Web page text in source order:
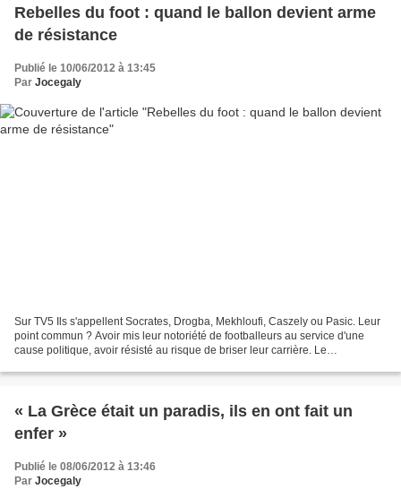
Rebelles du foot : quand le ballon devient arme
de résistance
Publié le 10/06/2012 à 13:45
Par Jocegaly
Sur TV5 Ils s'appellent Socrates, Drogba, Mekhloufi, Caszely ou Pasic. Leur
point commun ? Avoir mis leur notoriété de footballeurs au service d'une
cause politique, avoir résisté au risque de briser leur carrière. Le
« La Grèce était un paradis, ils en ont fait un
enfer »
Publié le 08/06/2012 à 13:46
Par Jocegaly